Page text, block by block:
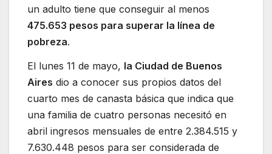
un adulto tiene que conseguir al menos
475.653 pesos para superar la línea de
pobreza.
El lunes 11 de mayo, la Ciudad de Buenos
Aires dio a conocer sus propios datos del
cuarto mes de canasta básica que indica que
una familia de cuatro personas necesitó en
abril ingresos mensuales de entre 2.384.515 y
7.630.448 pesos para ser considerada de